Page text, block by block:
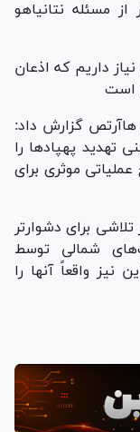
مسئله نتانیاهو
داریم که اذعان
است
هاآرتص گزارش داد:
تهدید پهپادها را
موثری برای
برای دشوارتر
شمالی توسط
نیز واقعاً آنها را